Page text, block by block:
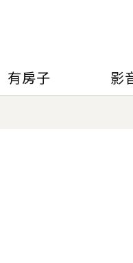
有房子 影